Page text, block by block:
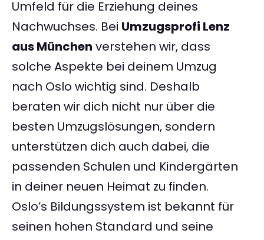
Umfeld für die Erziehung deines
Nachwuchses. Bei Umzugsprofi Lenz
aus München verstehen wir, dass
solche Aspekte bei deinem Umzug
nach Oslo wichtig sind. Deshalb
beraten wir dich nicht nur über die
besten Umzugslösungen, sondern
unterstützen dich auch dabei, die
passenden Schulen und Kindergärten
in deiner neuen Heimat zu finden.
Oslo’s Bildungssystem ist bekannt für
seinen hohen Standard und seine